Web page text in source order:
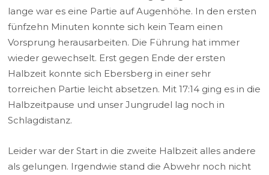
lange war es eine Partie auf Augenhöhe. In den ersten
fünfzehn Minuten konnte sich kein Team einen
Vorsprung herausarbeiten. Die Führung hat immer
wieder gewechselt. Erst gegen Ende der ersten
Halbzeit konnte sich Ebersberg in einer sehr
torreichen Partie leicht absetzen. Mit 17:14 ging es in die
Halbzeitpause und unser Jungrudel lag noch in
Schlagdistanz.
Leider war der Start in die zweite Halbzeit alles andere
als gelungen. Irgendwie stand die Abwehr noch nicht